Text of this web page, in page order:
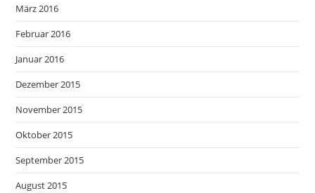
März 2016
Februar 2016
Januar 2016
Dezember 2015
November 2015
Oktober 2015
September 2015
August 2015